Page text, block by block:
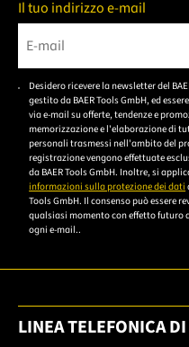
Il tuo indirizzo e-mail
Bitte geben Sie eine gültige
Desidero ricevere la newsletter del
gestito da BAER Tools GmbH, ed
via e-mail su offerte, tendenze e
memorizzazione e l'elaborazione di
personali trasmessi nell'ambito del
registrazione vengono effettuate
da BAER Tools GmbH. Inoltre, si
informazioni sulla protezione dei dati
Tools GmbH. Il consenso può essere
qualsiasi momento con effetto futuro
ogni e-mail..
LINEA TELEFONICA